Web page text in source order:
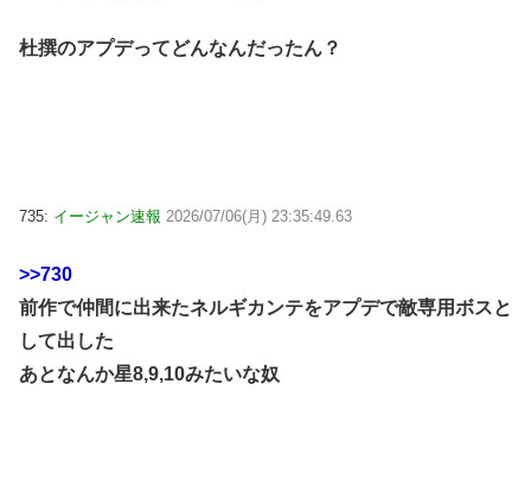
杜撰のアプデってどんなんだったん？
735: イージャン速報 2026/07/06(月) 23:35:49.63
>>730
前作で仲間に出来たネルギカンテをアプデで敵専用ボスと
して出した
あとなんか星8,9,10みたいな奴